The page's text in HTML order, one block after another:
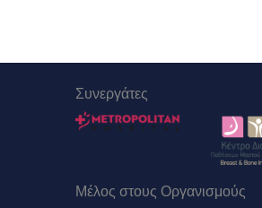
Συνεργάτες
Μέλος στους Οργανισμούς